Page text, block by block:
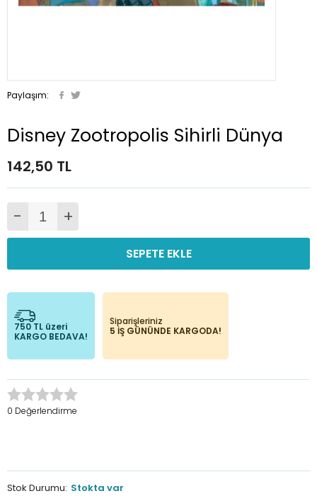
Paylaşım:
Disney Zootropolis Sihirli Dünya
142,50 TL
- +
SEPETE EKLE
750 TL üzeri
KARGO BEDAVA!
Siparişleriniz
5 İŞ GÜNÜNDE KARGODA!
0 Değerlendirme
Stok Durumu: Stokta var